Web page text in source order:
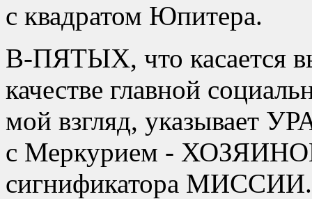
с квадратом Юпитера.
В-ПЯТЫХ, что касается
качестве главной
мой взгляд, указывает
с Меркурием -
сигнификатора МИССИИ.